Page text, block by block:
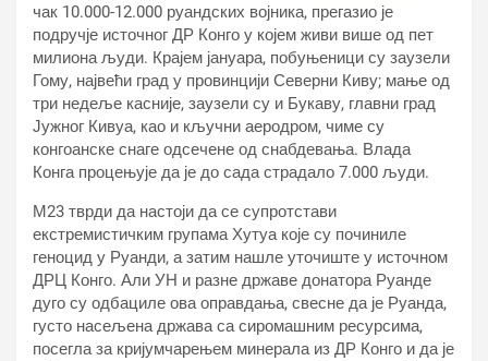
чак 10.000-12.000 руандских војника, прегазио је
подручје источног ДР Конго у којем живи више од пет
милиона људи. Крајем јануара, побуњеници су заузели
Гому, највећи град у провинцији Северни Киву; мање од
три недеље касније, заузели су и Букаву, главни град
Јужног Кивуа, као и кључни аеродром, чиме су
конгоанске снаге одсечене од снабдевања. Влада
Конга процењује да је до сада страдало 7.000 људи.
М23 тврди да настоји да се супротстави
екстремистичким групама Хутуа које су починиле
геноцид у Руанди, а затим нашле уточиште у источном
ДРЦ Конго. Али УН и разне државе донатора Руанде
дуго су одбациле ова оправдања, свесне да је Руанда,
густо насељена држава са сиромашним ресурсима,
посегла за кријумчарењем минерала из ДР Конго и да је